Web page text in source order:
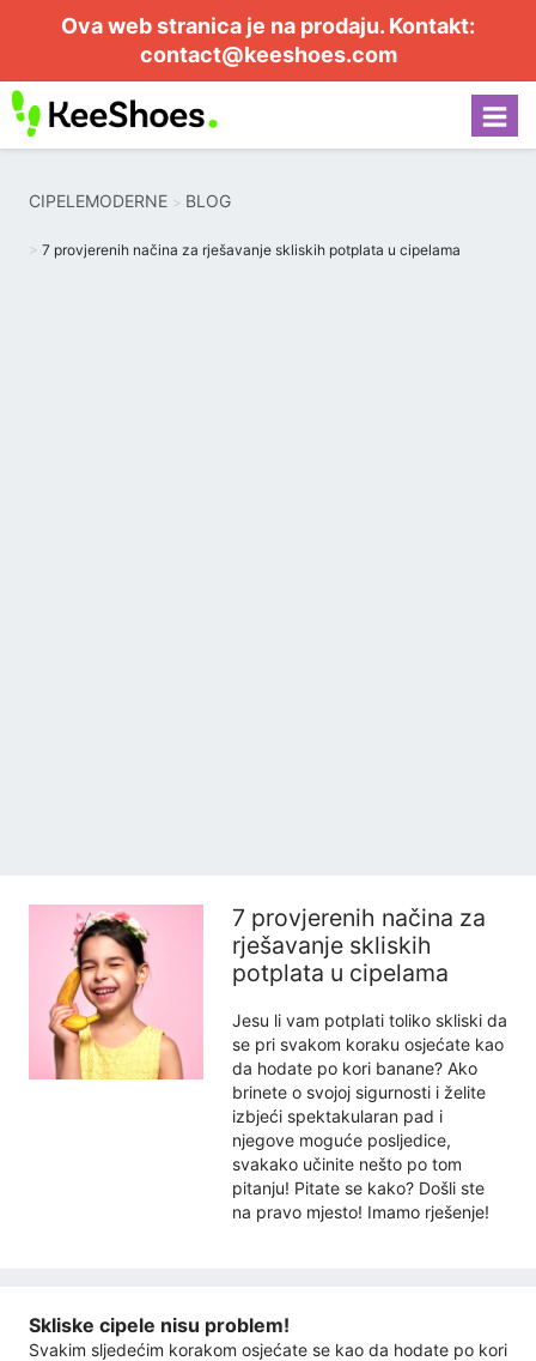
Ova web stranica je na prodaju. Kontakt:
contact@keeshoes.com
CIPELEMODERNE BLOG
7 provjerenih načina za rješavanje skliskih potplata u cipelama
7 provjerenih načina za
rješavanje skliskih
potplata u cipelama
Jesu li vam potplati toliko skliski da
se pri svakom koraku osjećate kao
da hodate po kori banane? Ako
brinete o svojoj sigurnosti i želite
izbjeći spektakularan pad i
njegove moguće posljedice,
svakako učinite nešto po tom
pitanju! Pitate se kako? Došli ste
na pravo mjesto! Imamo rješenje!
Skliske cipele nisu problem!
Svakim sljedećim korakom osjećate se kao da hodate po kori